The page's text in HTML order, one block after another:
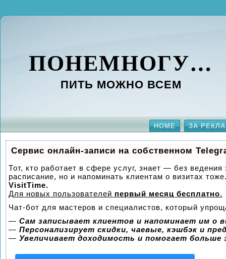
ПОНЕМНОГУ…
ПИТЬ МОЖНО ВСЕМ
HOME ЗА
Сервис онлайн-записи на собственном
Тот, кто работает в сфере услуг, знает — без
расписание, но и напоминать клиентам о визитах
VisitTime.
Для новых пользователей первый месяц бесплатно.
Чат-бот для мастеров и специалистов, который
— Сам записывает клиентов и напоминает им о
— Персонализирует скидки, чаевые, кэшбэк и
— Увеличивает доходимость и помогает